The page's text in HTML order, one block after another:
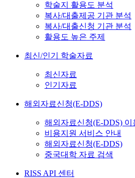
학술지 활용도 분석
복사/대출제공 기관 분석
복사/대출신청 기관 분석
활용도 높은 주제
최신/인기 학술자료
최신자료
인기자료
해외자료신청(E-DDS)
해외자료신청(E-DDS) 이
비용지원 서비스 안내
해외자료신청(E-DDS)
중국대학 자료 검색
RISS API 센터